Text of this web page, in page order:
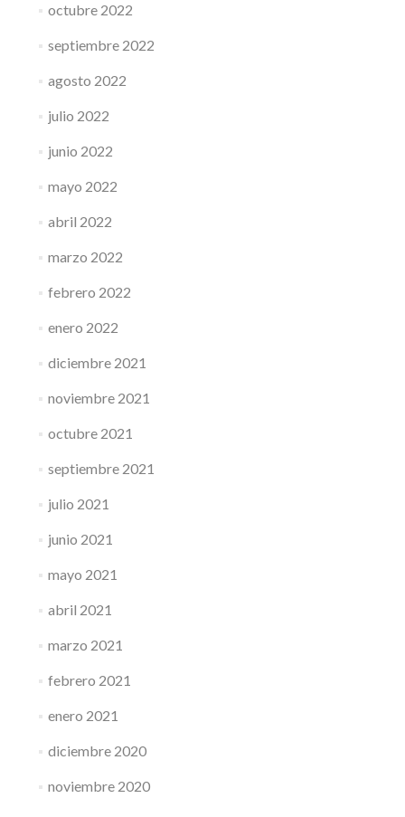
octubre 2022
septiembre 2022
agosto 2022
julio 2022
junio 2022
mayo 2022
abril 2022
marzo 2022
febrero 2022
enero 2022
diciembre 2021
noviembre 2021
octubre 2021
septiembre 2021
julio 2021
junio 2021
mayo 2021
abril 2021
marzo 2021
febrero 2021
enero 2021
diciembre 2020
noviembre 2020